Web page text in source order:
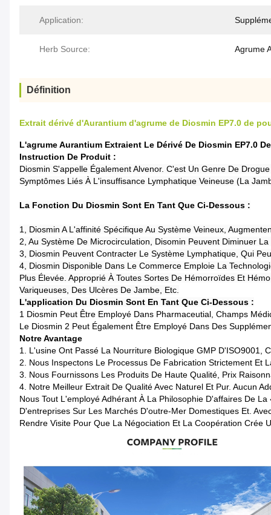
Application:
Herb Source: Agrume
Définition
Extrait dérivé d'Aurantium d'agrume de Diosmin EP7.0 de
L'agrume Aurantium Extraient Le Dérivé De Diosmin EP7.0
Instruction De Produit :
Diosmin S'appelle Également Alvenor. C'est Un Genre De
Symptômes Liés À L'insuffisance Lymphatique Veineuse (la
La Fonction Du Diosmin Sont En Tant Que Ci-Dessous :
1, Diosmin A L'affinité Spécifique Au Système Veineux,
2, Au Système De Microcirculation, Disomin Peuvent Diminuer
3, Diosmin Peuvent Contracter Le Système Lymphatique, Qui
4, Diosmin Disponible Dans Le Commerce Emploie La
Plus Élevée. Approprié À Toutes Sortes De Hémorroïdes Et
Variqueuses, Des Ulcères De Jambe, Etc.
L'application Du Diosmin Sont En Tant Que Ci-Dessous :
1 Diosmin Peut Être Employé Dans Pharmaceutial, Champs
Le Diosmin 2 Peut Également Être Employé Dans Des
Notre Avantage
1. L'usine Ont Passé La Nourriture Biologique GMP D'ISO9001,
2. Nous Inspectons Le Processus De Fabrication Strictement Et
3. Nous Fournissons Les Produits De Haute Qualité, Prix
4. Notre Meilleur Extrait De Qualité Avec Naturel Et Pur. Aucun
Nous Tout L'employé Adhérant À La Philosophie D'affaires De
D'entreprises Sur Les Marchés D'outre-Mer Domestiques Et.
Rendre Visite Pour Que La Négociation Et La Coopération Crée